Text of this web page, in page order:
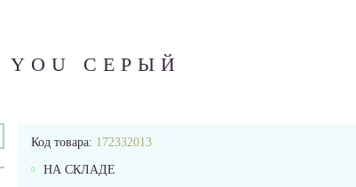
СЕРЫЙ
Код товара: 172332013
НА СКЛАДЕ